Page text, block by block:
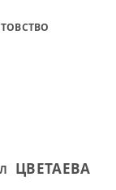
ЦВЕТАЕВА